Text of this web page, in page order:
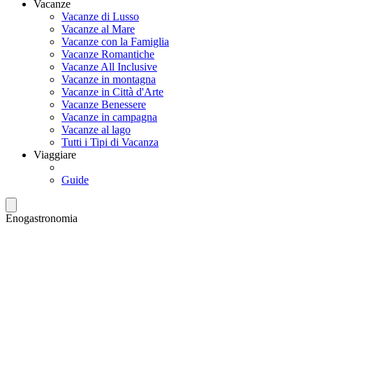
Vacanze
Vacanze di Lusso
Vacanze al Mare
Vacanze con la Famiglia
Vacanze Romantiche
Vacanze All Inclusive
Vacanze in montagna
Vacanze in Città d'Arte
Vacanze Benessere
Vacanze in campagna
Vacanze al lago
Tutti i Tipi di Vacanza
Viaggiare
Guide
Enogastronomia